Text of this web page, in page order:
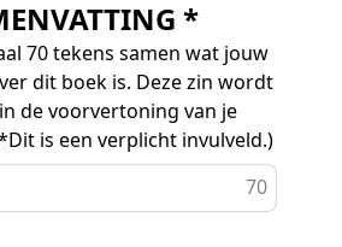
*
70 tekens samen wat jouw
dit boek is. Deze zin wordt
de voorvertoning van je
is een verplicht invulveld.)
70